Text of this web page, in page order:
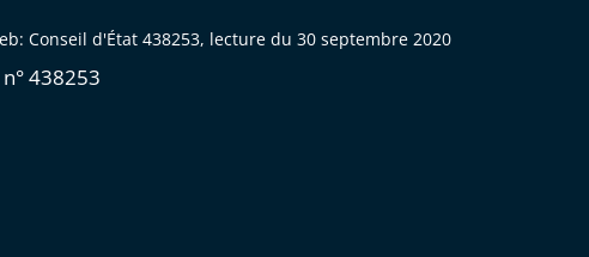
Conseil d'État 438253, lecture du 30 septembre 2020
438253